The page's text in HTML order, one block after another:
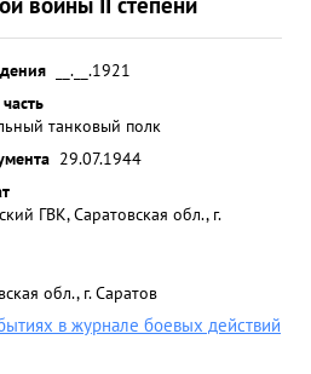
__.__.1921
танковый полк
29.07.1944
ГВК, Саратовская обл., г.
обл., г. Саратов
в журнале боевых действий